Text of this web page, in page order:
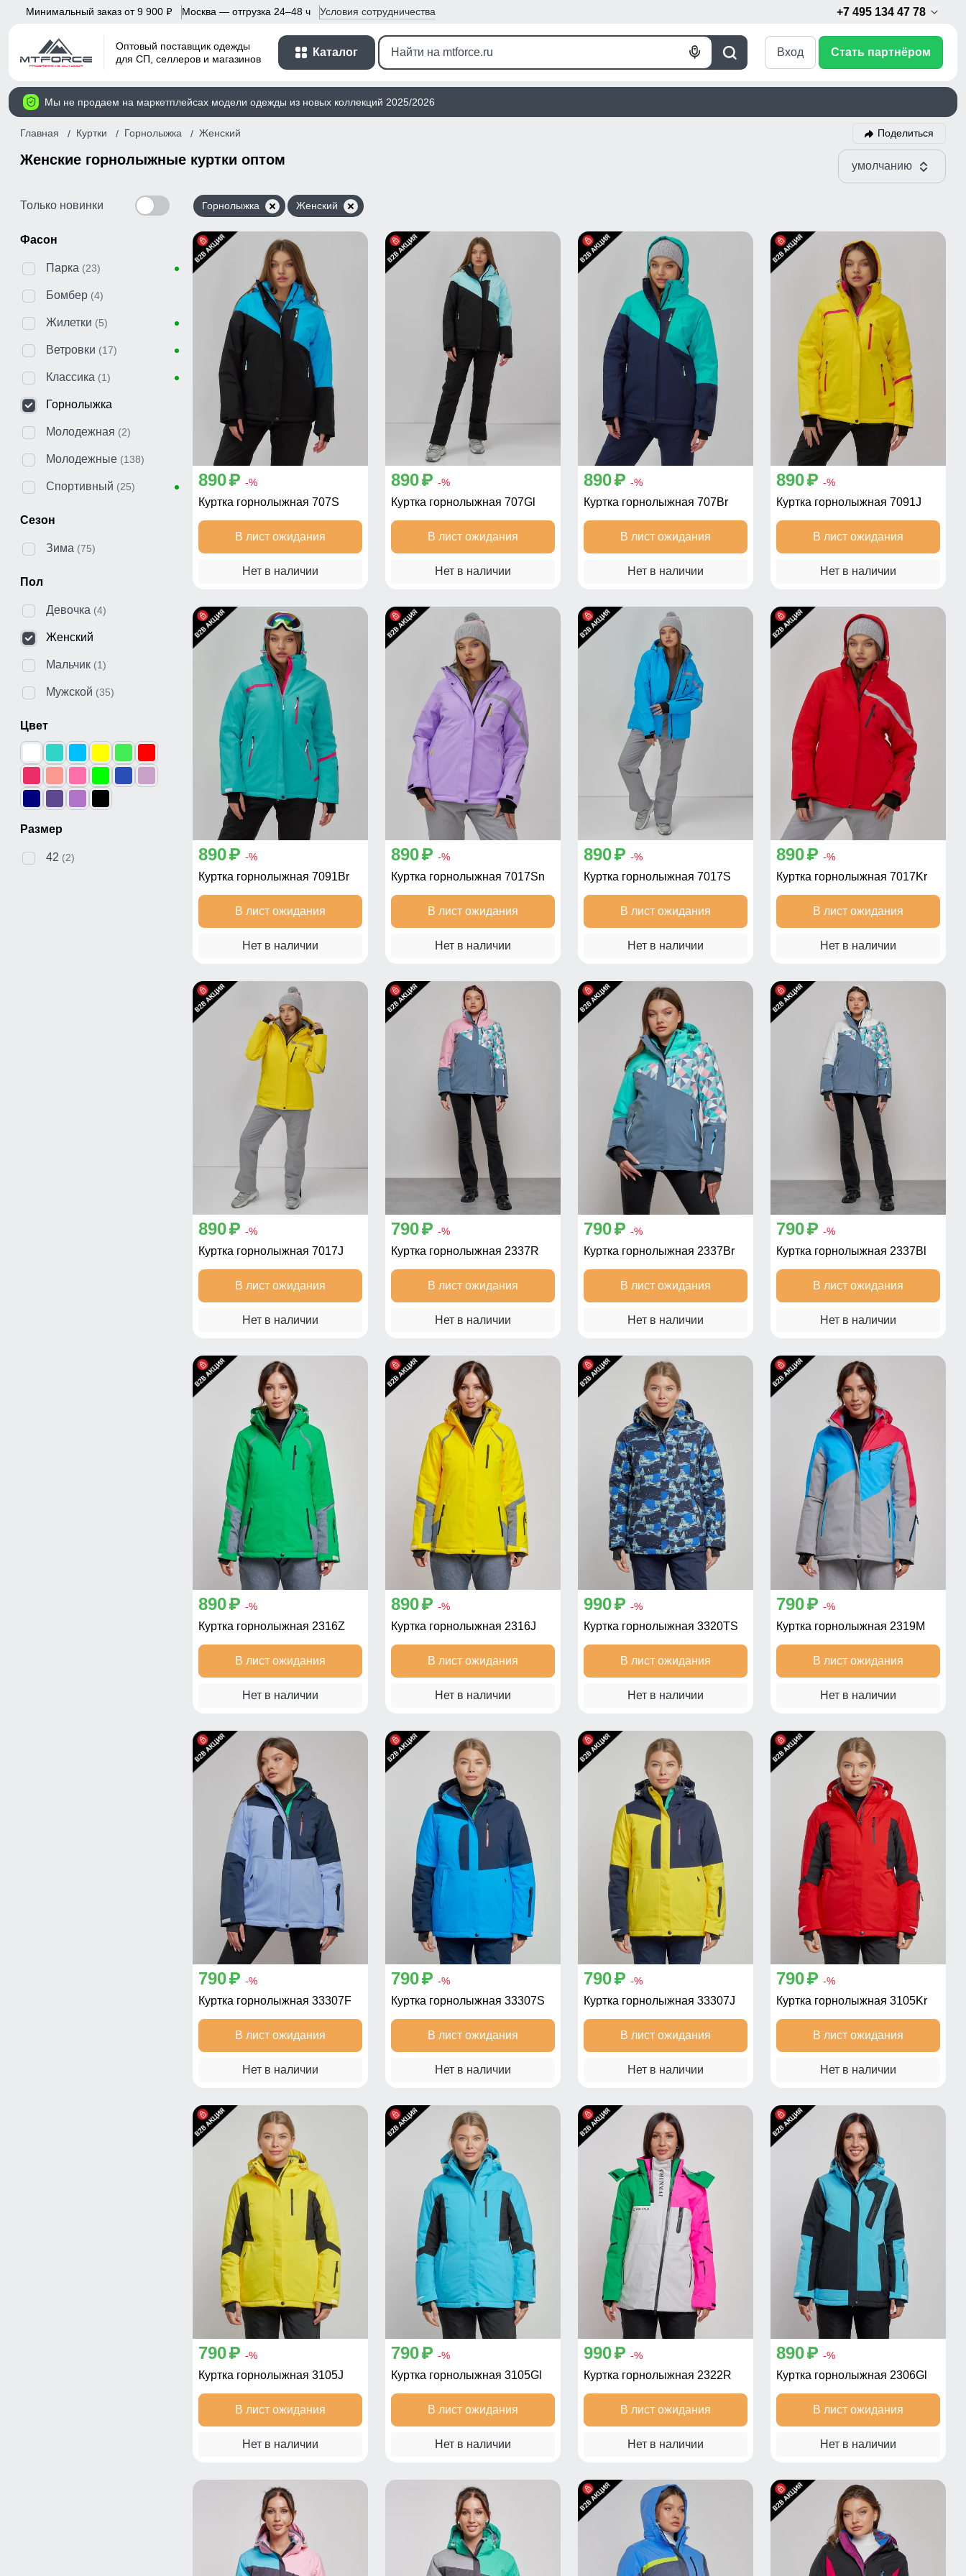
Минимальный заказ от 9 900 p Москва — отгрузка 24–48 ч Условия сотрудничества +7 495 134 47 78
Оптовый поставщик одежды
для СП, селлеров и магазинов
Каталог
Поиск
Голосовой
Вход Стать партнёром
Мы не продаем на маркетплейсах модели одежды из новых коллекций 2025/2026
Главная Куртки Горнолыжка Женский Поделиться
Женские горнолыжные куртки оптом умолчанию
Только новинки
Фасон
Парка (23)
Бомбер (4)
Жилетки (5)
Ветровки (17)
Классика (1)
Горнолыжка
Молодежная (2)
Молодежные (138)
Спортивный (25)
Сезон
Зима (75)
Пол
Девочка (4)
Женский
Мальчик (1)
Мужской (35)
Цвет
Размер
42 (2)
Горнолыжка Женский
890 p -%
Куртка горнолыжная 707S
В лист ожидания
Нет в наличии
890 p -%
Куртка горнолыжная 707Gl
В лист ожидания
Нет в наличии
890 p -%
Куртка горнолыжная 707Br
В лист ожидания
Нет в наличии
890 p -%
Куртка горнолыжная 7091J
В лист ожидания
Нет в наличии
890 p -%
Куртка горнолыжная 7091Br
В лист ожидания
Нет в наличии
890 p -%
Куртка горнолыжная 7017Sn
В лист ожидания
Нет в наличии
890 p -%
Куртка горнолыжная 7017S
В лист ожидания
Нет в наличии
890 p -%
Куртка горнолыжная 7017Kr
В лист ожидания
Нет в наличии
890 p -%
Куртка горнолыжная 7017J
В лист ожидания
Нет в наличии
790 p -%
Куртка горнолыжная 2337R
В лист ожидания
Нет в наличии
790 p -%
Куртка горнолыжная 2337Br
В лист ожидания
Нет в наличии
790 p -%
Куртка горнолыжная 2337Bl
В лист ожидания
Нет в наличии
890 p -%
Куртка горнолыжная 2316Z
В лист ожидания
Нет в наличии
890 p -%
Куртка горнолыжная 2316J
В лист ожидания
Нет в наличии
990 p -%
Куртка горнолыжная 3320TS
В лист ожидания
Нет в наличии
790 p -%
Куртка горнолыжная 2319M
В лист ожидания
Нет в наличии
790 p -%
Куртка горнолыжная 33307F
В лист ожидания
Нет в наличии
790 p -%
Куртка горнолыжная 33307S
В лист ожидания
Нет в наличии
790 p -%
Куртка горнолыжная 33307J
В лист ожидания
Нет в наличии
790 p -%
Куртка горнолыжная 3105Kr
В лист ожидания
Нет в наличии
790 p -%
Куртка горнолыжная 3105J
В лист ожидания
Нет в наличии
790 p -%
Куртка горнолыжная 3105Gl
В лист ожидания
Нет в наличии
990 p -%
Куртка горнолыжная 2322R
В лист ожидания
Нет в наличии
890 p -%
Куртка горнолыжная 2306Gl
В лист ожидания
Нет в наличии